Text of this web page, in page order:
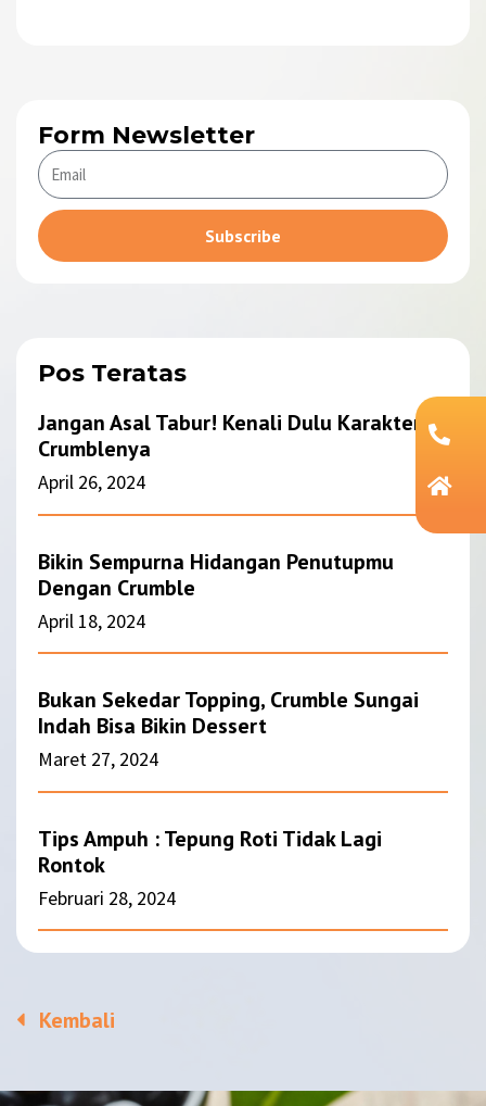
Form Newsletter
Subscribe
Pos Teratas
Jangan Asal Tabur! Kenali Dulu Karakter
Crumblenya
April 26, 2024
Bikin Sempurna Hidangan Penutupmu
Dengan Crumble
April 18, 2024
Bukan Sekedar Topping, Crumble Sungai
Indah Bisa Bikin Dessert
Maret 27, 2024
Tips Ampuh : Tepung Roti Tidak Lagi
Rontok
Februari 28, 2024
Kembali